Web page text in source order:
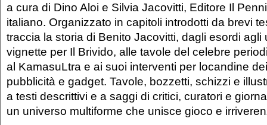
a cura di Dino Aloi e Silvia Jacovitti, Editore Il
italiano. Organizzato in capitoli introdotti da brevi
traccia la storia di Benito Jacovitti, dagli esordi agli
vignette per Il Brivido, alle tavole del celebre
al KamasuLtra e ai suoi interventi per locandine
pubblicità e gadget. Tavole, bozzetti, schizzi e
a testi descrittivi e a saggi di critici, curatori e
un universo multiforme che unisce gioco e